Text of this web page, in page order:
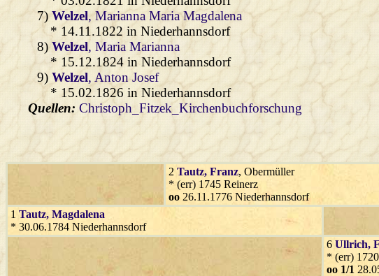
7)Welzel, Marianna Maria Magdalena
* 14.11.1822 in Niederhannsdorf
8)Welzel, Maria Marianna
* 15.12.1824 in Niederhannsdorf
9)Welzel, Anton Josef
* 15.02.1826 in Niederhannsdorf
Quellen: Christoph_Fitzek_Kirchenbuchforschung
2 Tautz, Franz, Obermüller
* (err) 1745 Reinerz
oo 26.11.1776 Niederhannsdorf
1 Tautz, Magdalena
* 30.06.1784 Niederhannsdorf
6 Ullrich,
* (err)
oo 1/1